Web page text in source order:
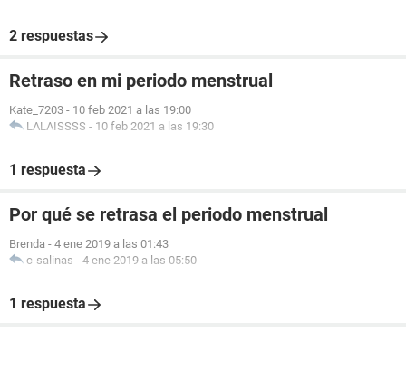
2 respuestas
Retraso en mi periodo menstrual
Kate_7203 - 10 feb 2021 a las 19:00
LALAISSSS - 10 feb 2021 a las 19:30
1 respuesta
Por qué se retrasa el periodo menstrual
Brenda - 4 ene 2019 a las 01:43
c-salinas - 4 ene 2019 a las 05:50
1 respuesta